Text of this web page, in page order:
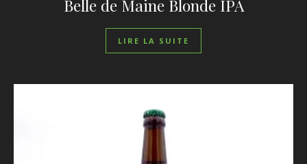
Belle de Maine Blonde IPA
LIRE LA SUITE